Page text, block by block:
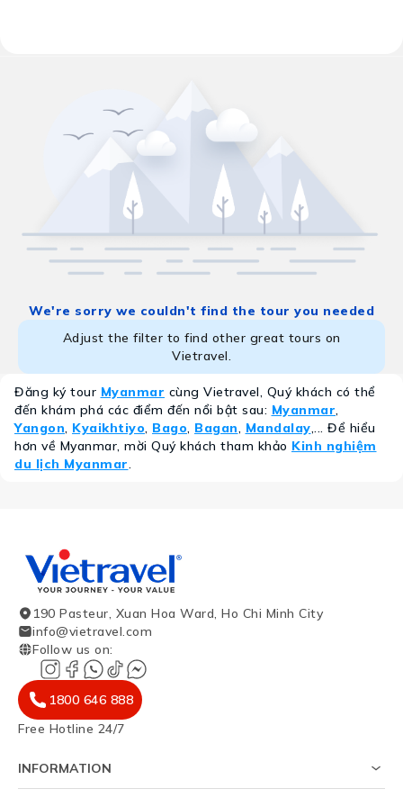
We're sorry we couldn't find the tour you needed
Adjust the filter to find other great tours on
Vietravel.
Đăng ký tour Myanmar cùng Vietravel, Quý khách có thể
đến khám phá các điểm đến nổi bật sau: Myanmar,
Yangon, Kyaikhtiyo, Bago, Bagan, Mandalay,... Để hiểu
hơn về Myanmar, mời Quý khách tham khảo Kinh nghiệm
du lịch Myanmar.
190 Pasteur, Xuan Hoa Ward, Ho Chi Minh City
info@vietravel.com
Follow us on:
1800 646 888
Free Hotline 24/7
INFORMATION